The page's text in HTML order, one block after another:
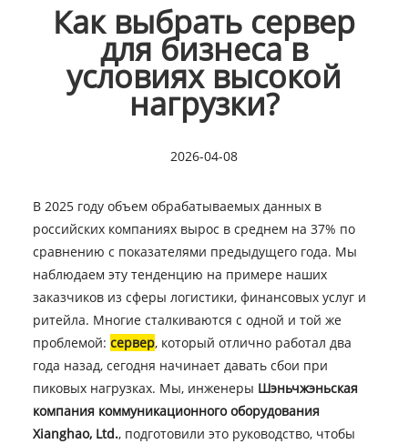
Как выбрать сервер
для бизнеса в
условиях высокой
нагрузки?
2026-04-08
В 2025 году объем обрабатываемых данных в
российских компаниях вырос в среднем на 37% по
сравнению с показателями предыдущего года. Мы
наблюдаем эту тенденцию на примере наших
заказчиков из сферы логистики, финансовых услуг и
ритейла. Многие сталкиваются с одной и той же
проблемой: сервер, который отлично работал два
года назад, сегодня начинает давать сбои при
пиковых нагрузках. Мы, инженеры Шэньчжэньская
компания коммуникационного оборудования
Xianghao, Ltd., подготовили это руководство, чтобы